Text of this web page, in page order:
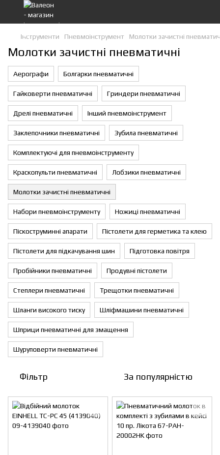
Інструменти Пневмоінструмент Молотки зачистні
Молотки зачистні пневматичні
Аерографи Болгарки пневматичні
Гайковерти пневматичні Гриндери пневматичні
Дрелі пневматичні Інший пневмоінструмент
Заклепочники пневматичні Зубила пневматичні
Комплектуючі для пневмоінструменту
Краскопульти пневматичні Лобзики пневматичні
Молотки зачистні пневматичні
Набори пневмоінструменту Ножиці пневматичні
Піскоструминні апарати Пістолети для герметика та клею
Пістолети для підкачування шин Підготовка повітря
Пробійники пневматичні Продувні пістолети
Степлери пневматичні Трещотки пневматичні
Шланги високого тиску Шліфмашини пневматичні
Шприци пневматичні для змащення
Шуруповерти пневматичні
Фільтр За популярністю